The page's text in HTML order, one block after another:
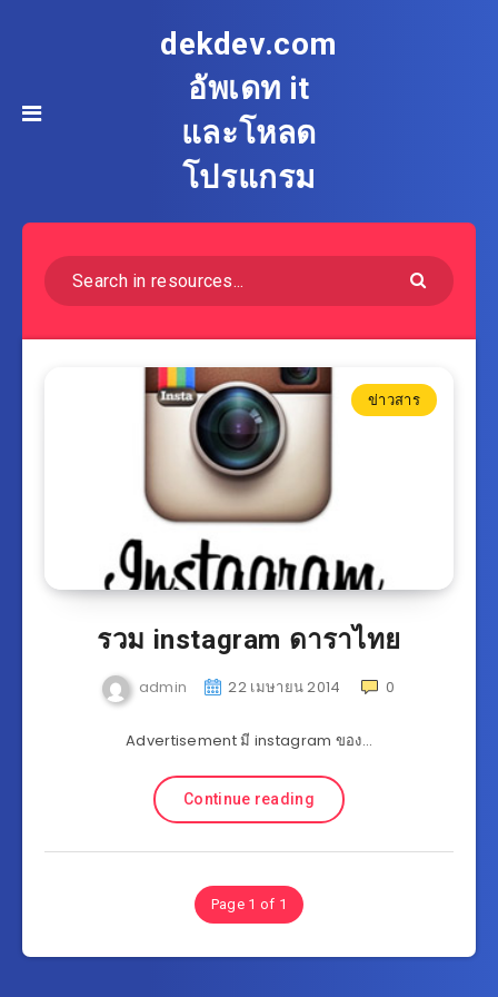
dekdev.com
อัพเดท it
และโหลด
โปรแกรม
ข่าวสาร
รวม instagram ดาราไทย
admin 22 เมษายน 2014 0
Advertisement มี instagram ของ…
Continue reading
Page 1 of 1